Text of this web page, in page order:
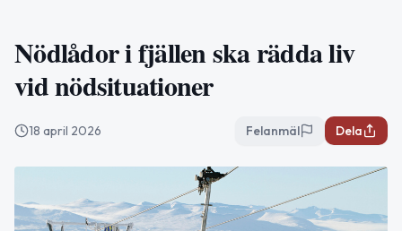
Nödlådor i fjällen ska rädda liv
vid nödsituationer
18 april 2026 Felanmäl Dela